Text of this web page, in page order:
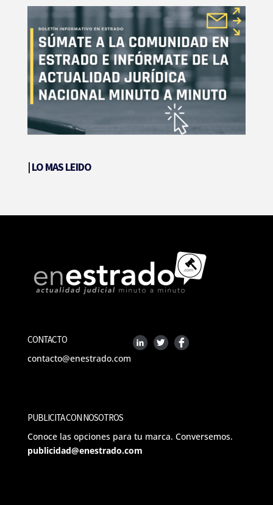
|LO MAS LEIDO
CONTACTO
contacto@enestrado.com
PUBLICITA CON NOSOTROS
Conoce las opciones para tu marca. Conversemos.
publicidad@enestrado.com